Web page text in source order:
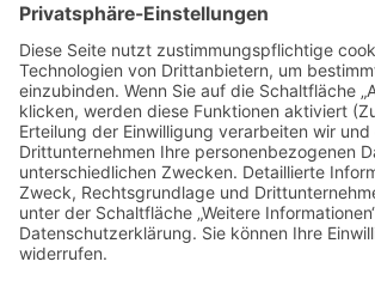
Artikel
Artikel 2018
Artikel 2017
Artikel 2016
Artikel 2015
Artikel 2014
Artikel 2013
Artikel 2012
Artikel bis 2011
Artikel zum Download - Religion
Artikel zum Download